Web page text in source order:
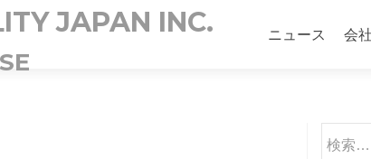
JAPAN INC. ニュース 会
索: